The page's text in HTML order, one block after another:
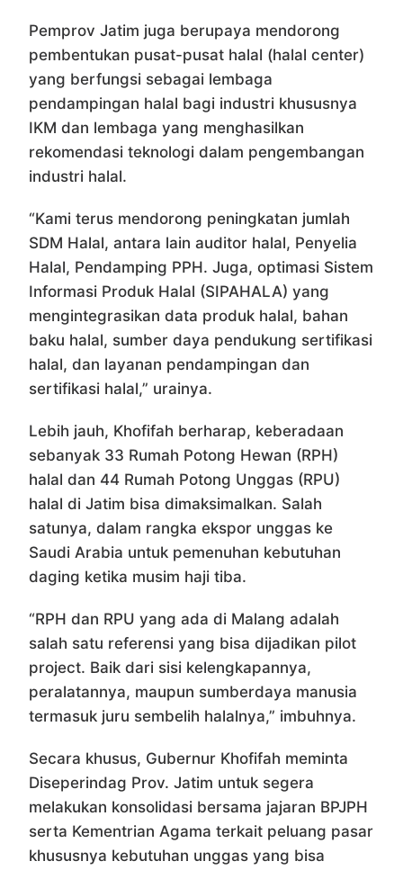
Pemprov Jatim juga berupaya mendorong
pembentukan pusat-pusat halal (halal center)
yang berfungsi sebagai lembaga
pendampingan halal bagi industri khususnya
IKM dan lembaga yang menghasilkan
rekomendasi teknologi dalam pengembangan
industri halal.
“Kami terus mendorong peningkatan jumlah
SDM Halal, antara lain auditor halal, Penyelia
Halal, Pendamping PPH. Juga, optimasi Sistem
Informasi Produk Halal (SIPAHALA) yang
mengintegrasikan data produk halal, bahan
baku halal, sumber daya pendukung sertifikasi
halal, dan layanan pendampingan dan
sertifikasi halal,” urainya.
Lebih jauh, Khofifah berharap, keberadaan
sebanyak 33 Rumah Potong Hewan (RPH)
halal dan 44 Rumah Potong Unggas (RPU)
halal di Jatim bisa dimaksimalkan. Salah
satunya, dalam rangka ekspor unggas ke
Saudi Arabia untuk pemenuhan kebutuhan
daging ketika musim haji tiba.
“RPH dan RPU yang ada di Malang adalah
salah satu referensi yang bisa dijadikan pilot
project. Baik dari sisi kelengkapannya,
peralatannya, maupun sumberdaya manusia
termasuk juru sembelih halalnya,” imbuhnya.
Secara khusus, Gubernur Khofifah meminta
Diseperindag Prov. Jatim untuk segera
melakukan konsolidasi bersama jajaran BPJPH
serta Kementrian Agama terkait peluang pasar
khususnya kebutuhan unggas yang bisa